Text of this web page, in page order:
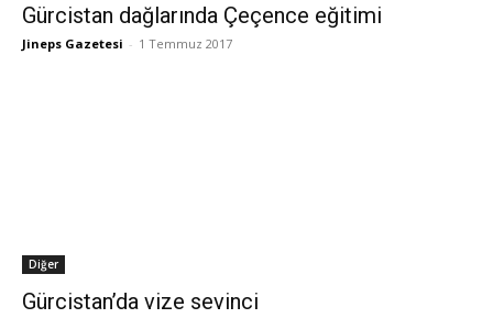
Gürcistan dağlarında Çeçence eğitimi
Jineps Gazetesi - 1 Temmuz 2017
Diğer
Gürcistan’da vize sevinci